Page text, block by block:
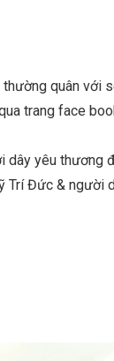
quân với
trang face
yêu
Đức & người